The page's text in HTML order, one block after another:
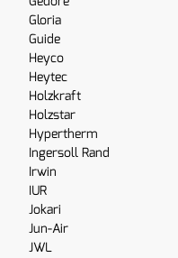
Gloria
Guide
Heyco
Heytec
Holzkraft
Holzstar
Hypertherm
Ingersoll Rand
Irwin
IUR
Jokari
Jun-Air
JWL